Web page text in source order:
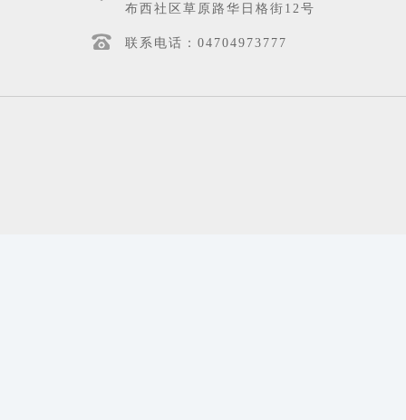
布西社区草原路华日格街12号
联系电话：04704973777